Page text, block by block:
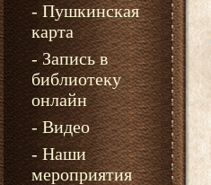
- Пушкинская
карта
- Запись в
библиотеку
онлайн
- Видео
- Наши
мероприятия